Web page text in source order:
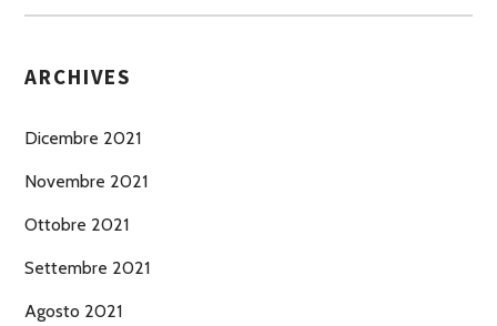
ARCHIVES
Dicembre 2021
Novembre 2021
Ottobre 2021
Settembre 2021
Agosto 2021